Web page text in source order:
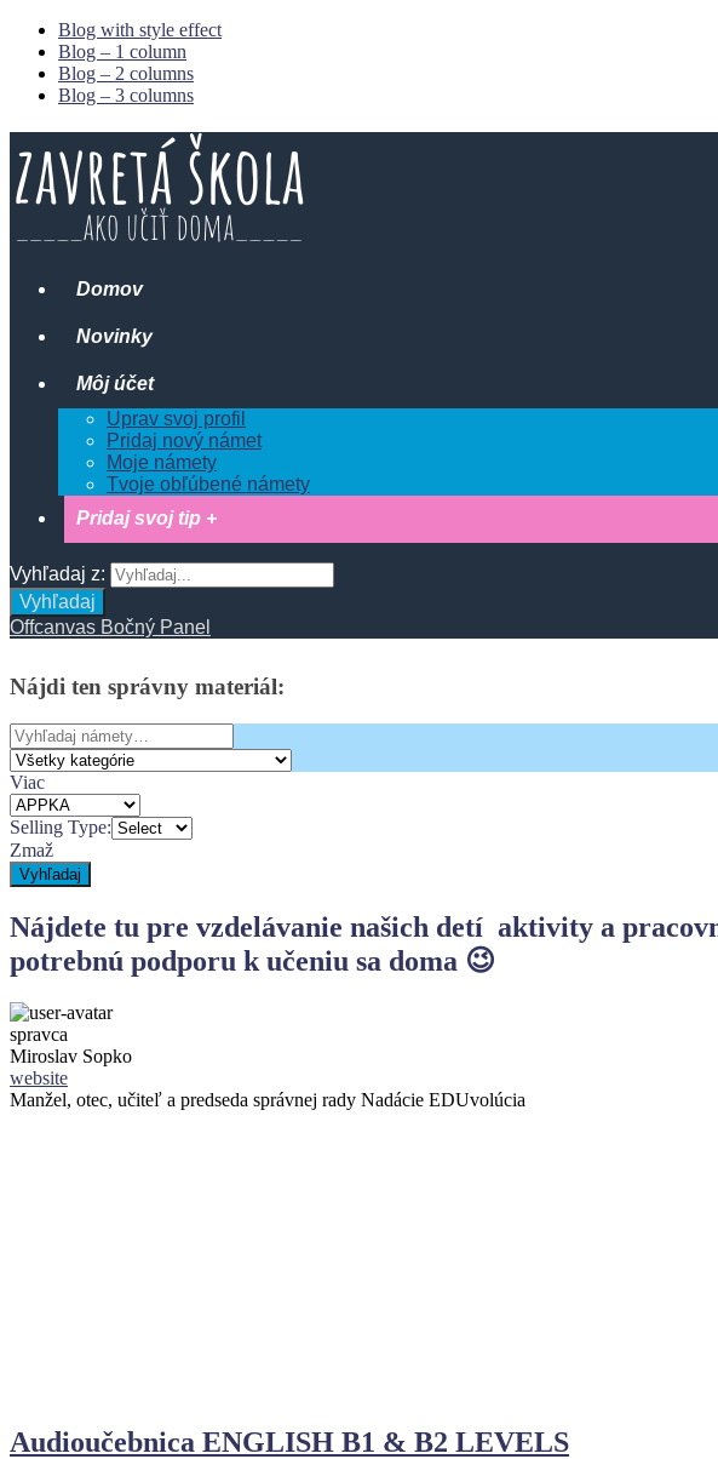
Blog with style effect
Blog – 1 column
Blog – 2 columns
Blog – 3 columns
Domov
Novinky
Môj účet
Uprav svoj profil
Pridaj nový námet
Moje námety
Tvoje obľúbené námety
Pridaj svoj tip +
Vyhľadaj z:
Vyhľadaj
Offcanvas Bočný Panel
Nájdi ten správny materiál:
Search
for:
Viac
Selling Type:
Zmaž
Vyhľadaj
Nájdete tu pre vzdelávanie našich detí aktivity a
potrebnú podporu k učeniu sa doma 😉
spravca
Miroslav Sopko
website
Manžel, otec, učiteľ a predseda správnej rady Nadácie EDUvolúcia
Audioučebnica ENGLISH B1 & B2 LEVELS